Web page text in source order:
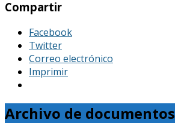
Compartir
Facebook
Twitter
Correo electrónico
Imprimir
Archivo de documentos